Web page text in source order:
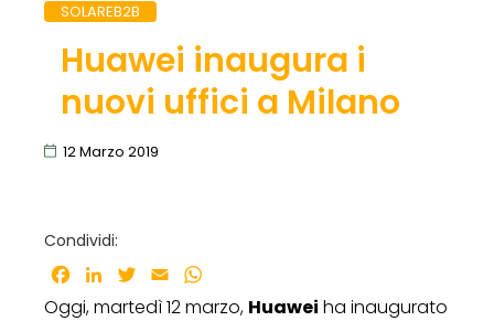
SOLAREB2B
Huawei inaugura i
nuovi uffici a Milano
12 Marzo 2019
Condividi:
Facebook
LinkedInTwitter
Email
Oggi, martedì 12 marzo, Huawei ha inaugurato